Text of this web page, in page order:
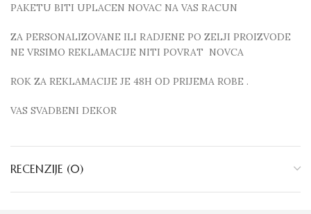
PAKETU BITI UPLACEN NOVAC NA VAS RACUN
ZA PERSONALIZOVANE ILI RADJENE PO ZELJI PROIZVODE
NE VRSIMO REKLAMACIJE NITI POVRAT NOVCA
ROK ZA REKLAMACIJE JE 48H OD PRIJEMA ROBE .
VAS SVADBENI DEKOR
RECENZIJE (0)